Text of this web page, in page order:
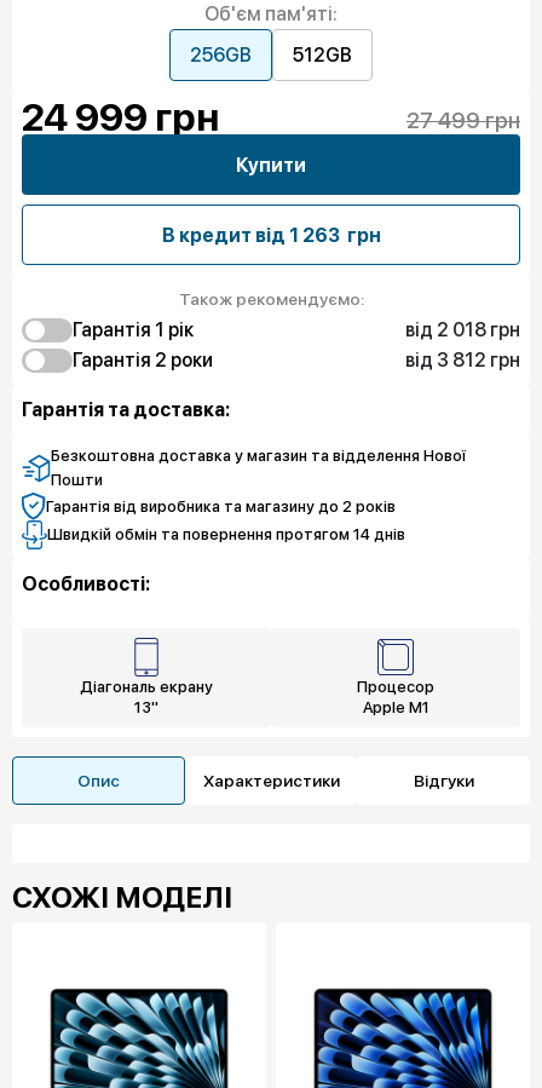
Об'єм пам'яті:
256GB
512GB
24 999 грн 27 499 грн
Купити
В кредит від 1 263 грн
Також рекомендуємо:
Гарантія 1 рік
від 2 018 грн
Захист від браку
2 018 грн
Захист екрану
Гарантія 2 роки
від 3 812 грн
Експрес заміна
Захист екрану
7 176 грн
Гарантія та доставка:
Безкоштовна доставка у магазин та відделення Нової
Пошти
Гарантія від виробника та магазину до 2 років
Швидкій обмін та повернення протягом 14 днів
Особливості:
Діагональ екрану
13"
Процесор
Apple M1
Опис Характеристики Відгуки
СХОЖІ МОДЕЛІ